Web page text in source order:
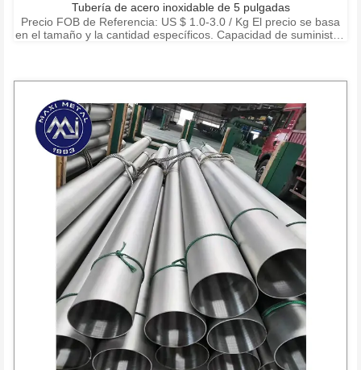
Tubería de acero inoxidable de 5 pulgadas
Precio FOB de Referencia: US $ 1.0-3.0 / Kg El precio se basa
en el tamaño y la cantidad específicos. Capacidad de suministro: